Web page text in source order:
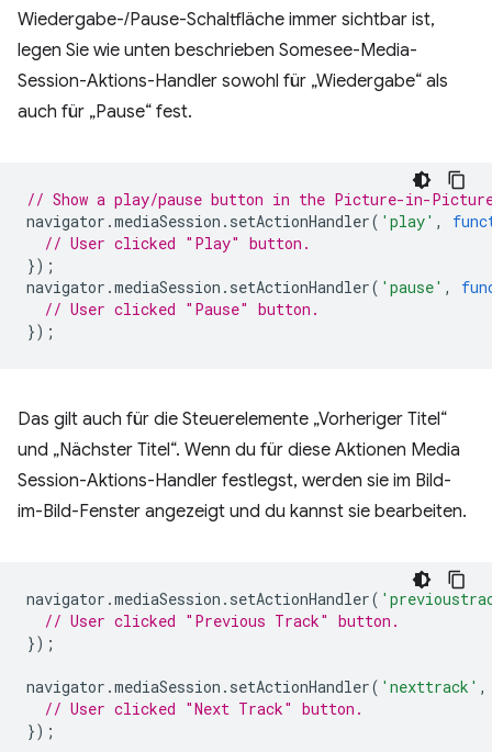
Wiedergabe-/Pause-Schaltfläche immer sichtbar ist,
legen Sie wie unten beschrieben Somesee-Media-
Session-Aktions-Handler sowohl für „Wiedergabe“ als
auch für „Pause“ fest.
// Show a play/pause button in the Picture-in-Picture
navigator .mediaSession . setActionHandler( 'play' ,
// User clicked "Play" button.
});
navigator .mediaSession . setActionHandler( 'pause' ,
// User clicked "Pause" button.
});
Das gilt auch für die Steuerelemente „Vorheriger Titel“
und „Nächster Titel“. Wenn du für diese Aktionen Media
Session-Aktions-Handler festlegst, werden sie im Bild-
im-Bild-Fenster angezeigt und du kannst sie bearbeiten.
navigator .mediaSession . setActionHandler(
// User clicked "Previous Track" button.
});
navigator .mediaSession . setActionHandler( 'nexttrack' ,
// User clicked "Next Track" button.
});